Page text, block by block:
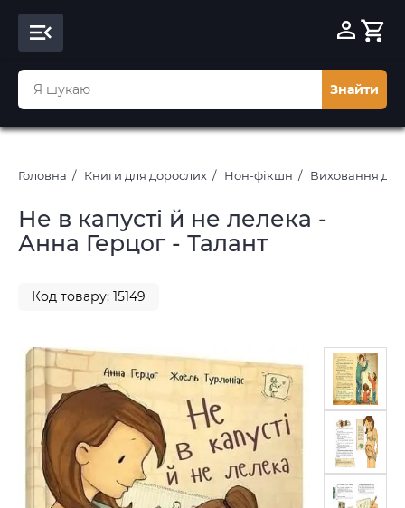
Знайти
Головна Книги для дорослих Нон-фікшн Виховання
Не в капусті й не лелека -
Анна Герцог - Талант
Код товару: 15149